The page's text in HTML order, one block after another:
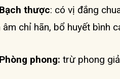
Bạch thược: có vị đắng
âm chỉ hãn, bổ huyết bình
Phòng phong: trừ phong